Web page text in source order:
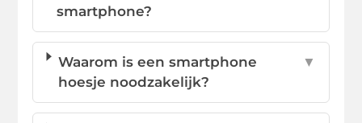
smartphone?
Waarom is een smartphone
hoesje noodzakelijk?
▼